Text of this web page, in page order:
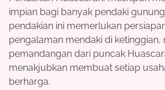
impian bagi banyak pendaki
pendakian ini memerlukan
pengalaman mendaki di ketinggian,
pemandangan dari puncak
menakjubkan membuat setiap
berharga.